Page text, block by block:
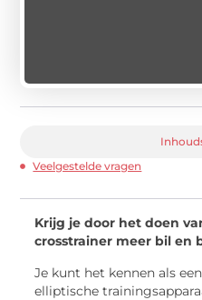
Veelgestelde vragen
Krijg je door het doen
crosstrainer meer bil en
Je kunt het kennen als
elliptische